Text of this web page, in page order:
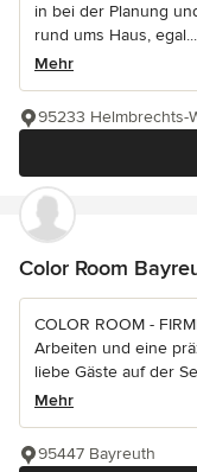
in bei der Planung
rund ums Haus, egal...
Mehr
95233 Helmbrechts-
Color Room
COLOR ROOM -
Arbeiten und eine
liebe Gäste auf der
Mehr
95447 Bayreuth